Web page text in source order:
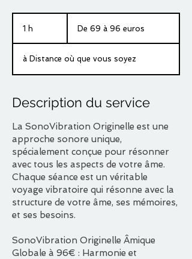
1 h
euros
De 69 à 96 euros
à Distance où que vous soyez
Description du service
La SonoVibration Originelle est une
approche sonore unique,
spécialement conçue pour résonner
avec tous les aspects de votre âme.
Chaque séance est un véritable
voyage vibratoire qui résonne avec la
structure de votre âme, ses mémoires,
et ses besoins.
SonoVibration Originelle Âmique
Globale à 96€ : Harmonie et